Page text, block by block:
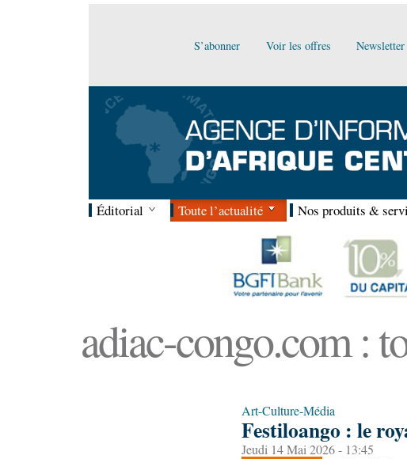
S’abonner Voir les offres Newsletter
Éditorial Toute l’actualité Nos produits &
adiac-congo.com :
Art-Culture-Média
Festiloango : le
Jeudi 14 Mai 2026 - 13:45